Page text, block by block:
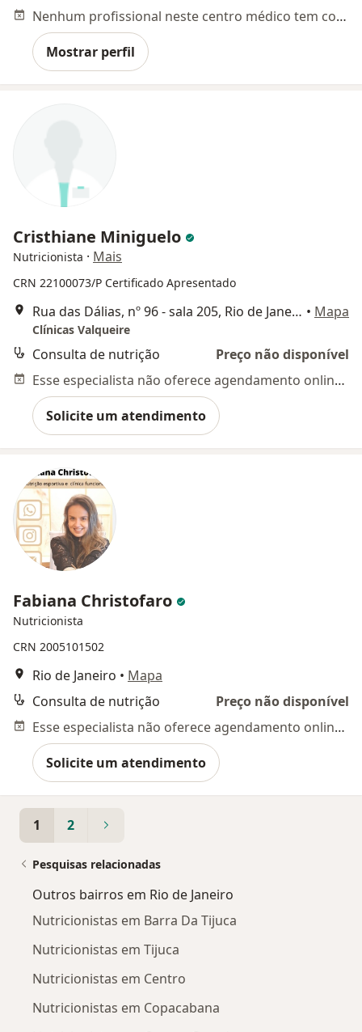
Nenhum profissional neste centro médico tem consultas disponíveis
Mostrar perfil
Cristhiane Miniguelo
Nutricionista · Mais
CRN 22100073/P Certificado Apresentado
Rua das Dálias, nº 96 - sala 205, Rio de Janeiro • Mapa
Clínicas Valqueire
Consulta de nutrição
Preço não disponível
Esse especialista não oferece agendamento online para esse endereço.
Solicite um atendimento
Fabiana Christofaro
Nutricionista
CRN 2005101502
Rio de Janeiro • Mapa
Consulta de nutrição
Preço não disponível
Esse especialista não oferece agendamento online para esse endereço.
Solicite um atendimento
1 2
Pesquisas relacionadas
Outros bairros em Rio de Janeiro
Nutricionistas em Barra Da Tijuca
Nutricionistas em Tijuca
Nutricionistas em Centro
Nutricionistas em Copacabana